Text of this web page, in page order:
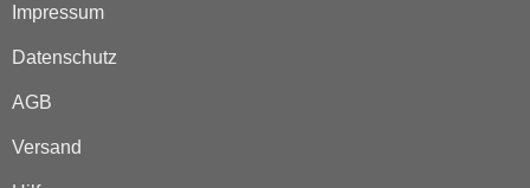
Impressum
Datenschutz
AGB
Versand